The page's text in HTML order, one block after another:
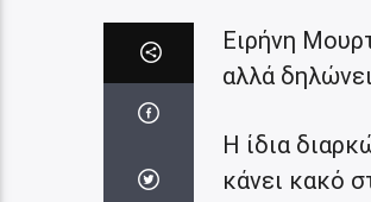
Ειρήνη
αλλά
Η ίδια
κάνει κακό